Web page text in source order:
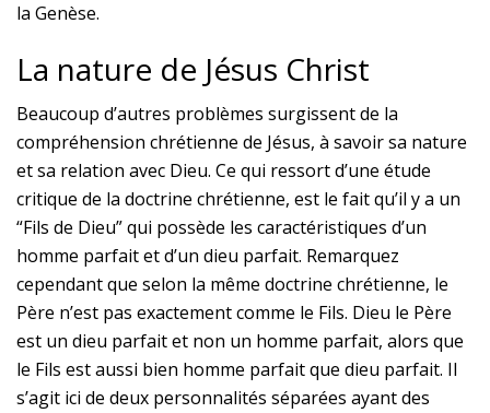
la Genèse.
La nature de Jésus Christ
Beaucoup d’autres problèmes surgissent de la
compréhension chrétienne de Jésus, à savoir sa nature
et sa relation avec Dieu. Ce qui ressort d’une étude
critique de la doctrine chrétienne, est le fait qu’il y a un
“Fils de Dieu” qui possède les caractéristiques d’un
homme parfait et d’un dieu parfait. Remarquez
cependant que selon la même doctrine chrétienne, le
Père n’est pas exactement comme le Fils. Dieu le Père
est un dieu parfait et non un homme parfait, alors que
le Fils est aussi bien homme parfait que dieu parfait. Il
s’agit ici de deux personnalités séparées ayant des